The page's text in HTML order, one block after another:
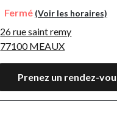
Fermé (Voir les horaires)
26 rue saint remy
77100 MEAUX
Prenez un rendez-